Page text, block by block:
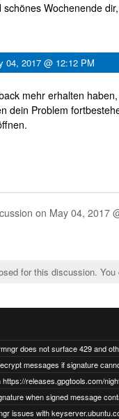
Wochenende dir,
04, 2017 @ 12:12 PM
mehr erhalten
dein Problem
on May 04, 2017
for this discussion.
releases.gpgtools.com/